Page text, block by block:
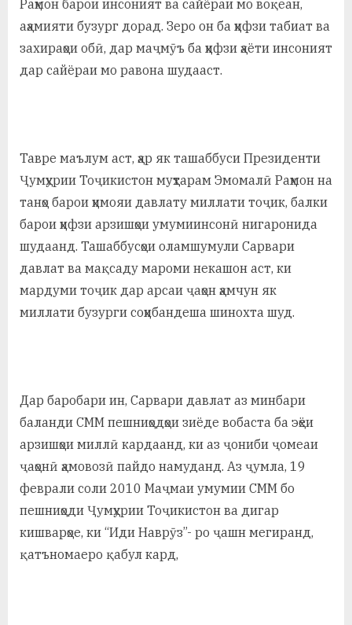
Раҳмон барои инсоният ва сайёраи мо воқеан,
аҳамияти бузург дорад. Зеро он ба ҳифзи табиат ва
захираҳои обӣ, дар маҷмӯъ ба ҳифзи ҳаёти инсоният
дар сайёраи мо равона шудааст.
Тавре маълум аст, ҳар як ташаббуси Президенти
Ҷумҳурии Тоҷикистон муҳтарам Эмомалӣ Раҳмон на
танҳо барои ҳимояи давлату миллати тоҷик, балки
барои ҳифзи арзишҳои умумиинсонӣ нигаронида
шудаанд. Ташаббусҳои оламшумули Сарвари
давлат ва мақсаду мароми некашон аст, ки
мардуми тоҷик дар арсаи ҷаҳон ҳамчун як
миллати бузурги соҳибандеша шинохта шуд.
Дар баробари ин, Сарвари давлат аз минбари
баланди СММ пешниҳодҳои зиёде вобаста ба эҳёи
арзишҳои миллӣ кардаанд, ки аз ҷониби ҷомеаи
ҷаҳонӣ ҳамовозӣ пайдо намуданд. Аз ҷумла, 19
феврали соли 2010 Маҷмаи умумии СММ бо
пешниҳоди Ҷумҳурии Тоҷикистон ва дигар
кишварҳое, ки “Иди Наврӯз”- ро ҷашн мегиранд,
қатъномаеро қабул кард,